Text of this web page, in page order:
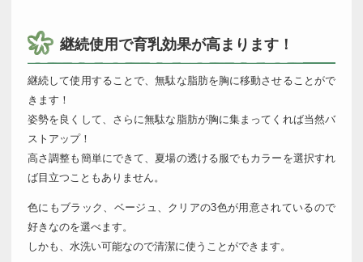
継続使用で育乳効果が高まります！
継続して使用することで、無駄な脂肪を胸に移動させることがで
きます！
姿勢を良くして、さらに無駄な脂肪が胸に集まってくれば当然バ
ストアップ！
高さ調整も簡単にできて、夏場の透ける服でもカラーを選択すれ
ば目立つこともありません。
色にもブラック、ベージュ、クリアの3色が用意されているので
好きなのを選べます。
しかも、水洗い可能なので清潔に使うことができます。